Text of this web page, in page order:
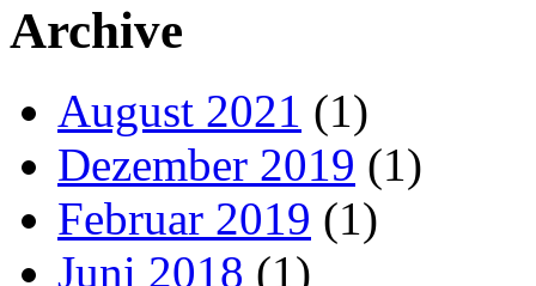
Archive
August 2021 (1)
Dezember 2019 (1)
Februar 2019 (1)
Juni 2018 (1)